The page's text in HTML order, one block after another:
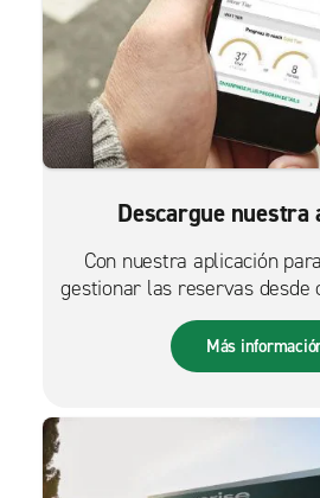
Descargue nuestra
Con nuestra aplicación
gestionar las reservas desde
más fácil que
Más